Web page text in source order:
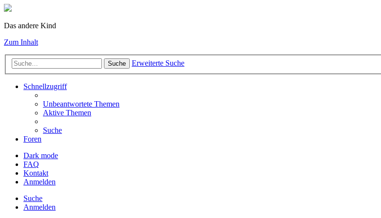
Das andere Kind
Zum Inhalt
Suche Erweiterte Suche
Schnellzugriff
Unbeantwortete Themen
Aktive Themen
Suche
Foren
Dark mode
FAQ
Kontakt
Anmelden
Suche
Anmelden